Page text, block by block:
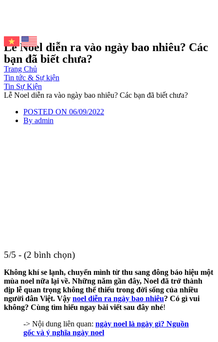
Lễ Noel diễn ra vào ngày bao nhiêu? Các
bạn đã biết chưa?
Trang Chủ
Tin tức & Sự kiện
Tin Sự Kiện
Lễ Noel diễn ra vào ngày bao nhiêu? Các bạn đã biết chưa?
POSTED ON 06/09/2022
By admin
5/5 - (2 bình chọn)
Không khí se lạnh, chuyển mình từ thu sang đông báo hiệu một
mùa noel nữa lại về. Những năm gần đây, Noel đã trở thành
dịp lễ quan trọng không thể thiếu trong đời sống của nhiều
người dân Việt. Vậy noel diễn ra ngày bao nhiêu? Có gì vui
không? Cùng tìm hiểu ngay bài viết sau đây nhé!
-> Nội dung liên quan: ngày noel là ngày gì? Nguồn
gốc và ý nghĩa ngày noel